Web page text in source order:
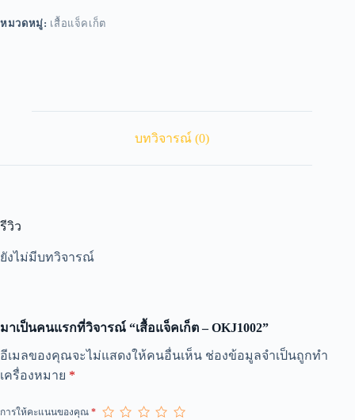
หมวดหมู่: เสื้อแจ็คเก็ต
บทวิจารณ์ (0)
รีวิว
ยังไม่มีบทวิจารณ์
มาเป็นคนแรกที่วิจารณ์ “เสื้อแจ็คเก็ต – OKJ1002”
อีเมลของคุณจะไม่แสดงให้คนอื่นเห็น ช่องข้อมูลจำเป็นถูกทำ
เครื่องหมาย *
การให้คะแนนของคุณ *
A
t
r